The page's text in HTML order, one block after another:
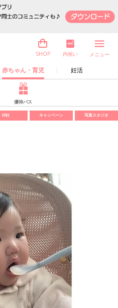
赤ちゃん・育児 妊活
SHOP 内祝い メニュー
優待パス
SNS キャンペーン 写真スタジオ